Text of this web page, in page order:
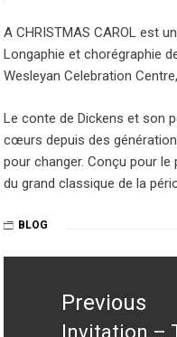
A CHRISTMAS CAROL est
Longaphie et chorégraphie
Wesleyan Celebration
Le conte de Dickens et son
cœurs depuis des
pour changer. Conçu pour
du grand classique de la
BLOG
Post
navigationPrevious
Invitation –